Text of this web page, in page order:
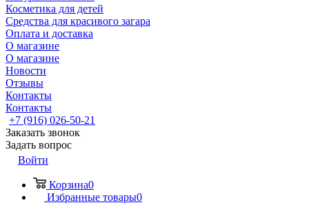
Косметика для детей
Средства для красивого загара
Оплата и доставка
О магазине
О магазине
Новости
Отзывы
Контакты
Контакты
+7 (916) 026-50-21
Заказать звонок
Задать вопрос
Войти
Корзина0
Избранные товары0